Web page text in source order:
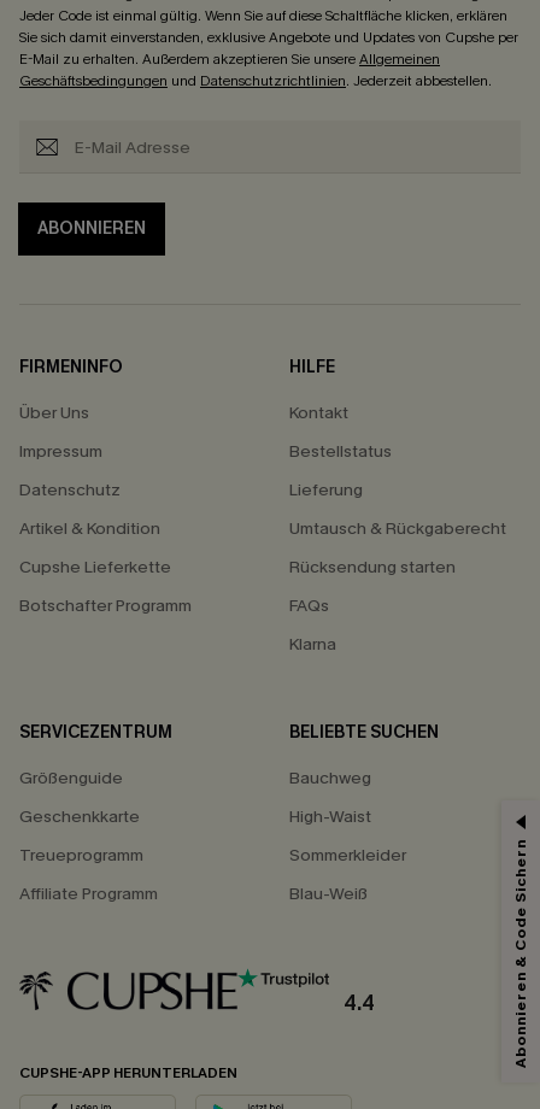
Jeder Code ist einmal gültig. Wenn Sie auf diese Schaltfläche klicken, erklären
Sie sich damit einverstanden, exklusive Angebote und Updates von Cupshe per
E-Mail zu erhalten. Außerdem akzeptieren Sie unsereAllgemeinen
Geschäftsbedingungen und Datenschutzrichtlinien. Jederzeit abbestellen.
ABONNIEREN
FIRMENINFO
Über Uns
Impressum
Datenschutz
Artikel & Kondition
Cupshe Lieferkette
Botschafter Programm
HILFE
Kontakt
Bestellstatus
Lieferung
Umtausch & Rückgaberecht
Rücksendung starten
FAQs
Klarna
SERVICEZENTRUM
Größenguide
Geschenkkarte
Treueprogramm
Affiliate Programm
BELIEBTE SUCHEN
Bauchweg
High-Waist
Sommerkleider
Blau-Weiß
4.4
CUPSHE-APP HERUNTERLADEN
Abonnieren & Code Sichern